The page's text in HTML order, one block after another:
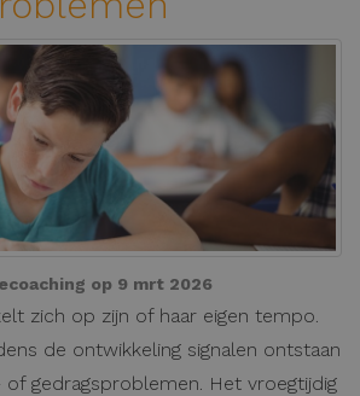
op 9 mrt 2026
zich op zijn of haar eigen tempo.
de ontwikkeling signalen ontstaan
gedragsproblemen. Het vroegtijdig